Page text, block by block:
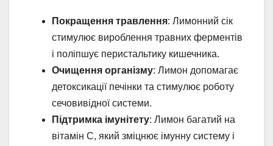
Покращення травлення: Лимонний сік
стимулює вироблення травних ферментів
і поліпшує перистальтику кишечника.
Очищення організму: Лимон допомагає
детоксикації печінки та стимулює роботу
сечовивідної системи.
Підтримка імунітету: Лимон багатий на
вітамін С, який зміцнює імунну систему і